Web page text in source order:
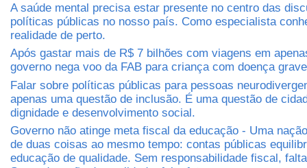
A saúde mental precisa estar presente no centro das
políticas públicas no nosso país. Como especialista
realidade de perto.
Após gastar mais de R$ 7 bilhões com viagens em
governo nega voo da FAB para criança com doença grave
Falar sobre políticas públicas para pessoas
apenas uma questão de inclusão. É uma questão de
dignidade e desenvolvimento social.
Governo não atinge meta fiscal da educação - Uma
de duas coisas ao mesmo tempo: contas públicas
educação de qualidade. Sem responsabilidade fiscal,